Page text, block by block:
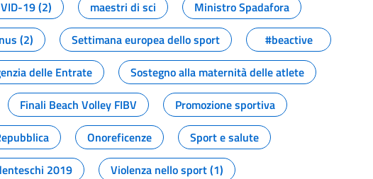
19 (2) maestri di sci
Ministro Spadafora
(2) Settimana europea dello sport
#beactive
delle Entrate
Sostegno alla maternità delle atlete
Finali Beach Volley FIBV
Promozione sportiva
Onoreficenze
Sport e salute
2019
Violenza nello sport (1)